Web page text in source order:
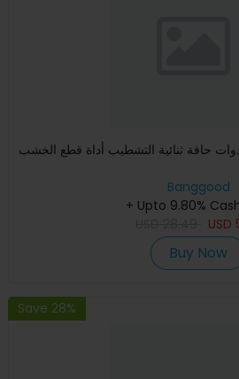
حافة ثنائية التشطيب أداة قطع الخشب
Banggood
+ Upto 9.80%
USD
Buy Now
Save 28%